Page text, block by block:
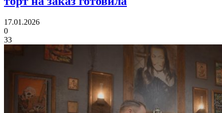
17.01.2026
0
33